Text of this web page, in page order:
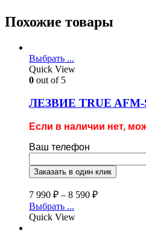
Похожие товары
Выбрать ...
Quick View
0 out of 5
ЛЕЗВИЕ TRUE AFM-
Если в наличии нет,
Ваш телефон
7 990 ₽ – 8 590 ₽
Выбрать ...
Quick View